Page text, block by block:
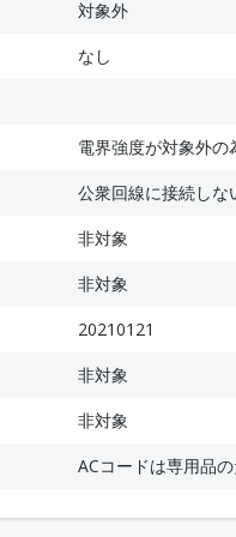
対象外
なし
電界強度が対象外の
公衆回線に接続しな
非対象
非対象
20210121
非対象
非対象
ACコードは専用品